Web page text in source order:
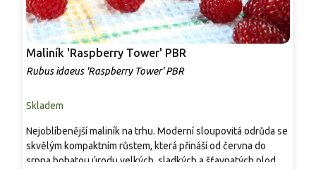
Maliník 'Raspberry Tower' PBR
Rubus idaeus 'Raspberry Tower' PBR
Skladem
Nejoblíbenější maliník na trhu. Moderní sloupovitá odrůda se
skvělým kompaktním růstem, která přináší od června do
srpna bohatou úrodu velkých, sladkých a šťavnatých plodů.